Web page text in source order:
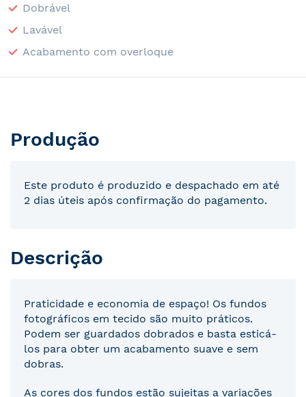
Dobrável
Lavável
Acabamento com overloque
Produção
Este produto é produzido e despachado em até
2 dias úteis após confirmação do pagamento.
Descrição
Praticidade e economia de espaço! Os fundos
fotográficos em tecido são muito práticos.
Podem ser guardados dobrados e basta esticá-
los para obter um acabamento suave e sem
dobras.
As cores dos fundos estão sujeitas a variações